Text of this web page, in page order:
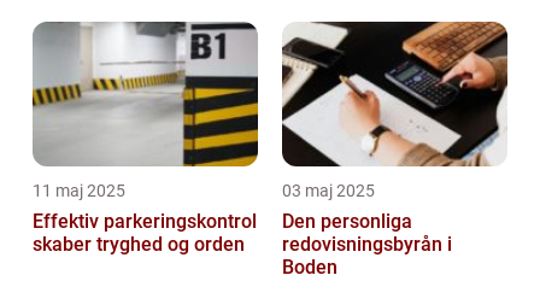
11 maj 2025
Effektiv parkeringskontrol
skaber tryghed og orden
03 maj 2025
Den personliga
redovisningsbyrån i
Boden